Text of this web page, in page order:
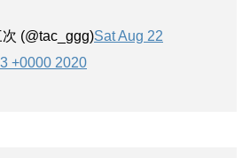
(@tac_ggg)Sat Aug 22
+0000 2020